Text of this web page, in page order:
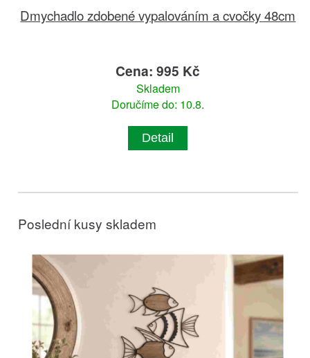
Dmychadlo zdobené vypalováním a cvočky 48cm
Cena: 995 Kč
Skladem
Doručíme do: 10.8.
Detail
Poslední kusy skladem